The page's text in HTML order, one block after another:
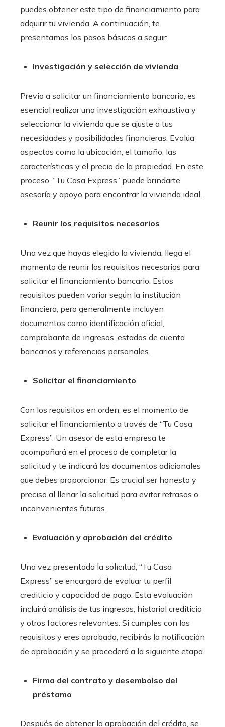
puedes obtener este tipo de financiamiento para
adquirir tu vivienda. A continuación, te
presentamos los pasos básicos a seguir:
Investigación y selección de vivienda
Previo a solicitar un financiamiento bancario , es
esencial realizar una investigación exhaustiva y
seleccionar la vivienda que se ajuste a tus
necesidades y posibilidades financieras. Evalúa
aspectos como la ubicación, el tamaño, las
características y el precio de la propiedad. En este
proceso, “Tu Casa Express” puede brindarte
asesoría y apoyo para encontrar la vivienda ideal.
Reunir los requisitos necesarios
Una vez que hayas elegido la vivienda, llega el
momento de reunir los requisitos necesarios para
solicitar el financiamiento bancario . Estos
requisitos pueden variar según la institución
financiera, pero generalmente incluyen
documentos como identificación oficial,
comprobante de ingresos, estados de cuenta
bancarios y referencias personales.
Solicitar el financiamiento
Con los requisitos en orden, es el momento de
solicitar el financiamiento a través de “Tu Casa
Express”. Un asesor de esta empresa te
acompañará en el proceso de completar la
solicitud y te indicará los documentos adicionales
que debes proporcionar. Es crucial ser honesto y
preciso al llenar la solicitud para evitar retrasos o
inconvenientes futuros.
Evaluación y aprobación del crédito
Una vez presentada la solicitud, “Tu Casa
Express” se encargará de evaluar tu perfil
crediticio y capacidad de pago. Esta evaluación
incluirá análisis de tus ingresos, historial crediticio
y otros factores relevantes. Si cumples con los
requisitos y eres aprobado, recibirás la notificación
de aprobación y se procederá a la siguiente etapa.
Firma del contrato y desembolso del
préstamo
Después de obtener la aprobación del crédito, se